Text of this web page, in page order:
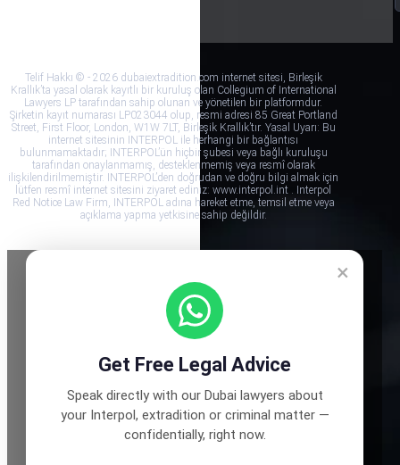
Telif Hakkı © - 2026 dubaiextradition.com internet sitesi, Birleşik
Krallık’ta yasal olarak kayıtlı bir kuruluş olan Collegium of International
Lawyers LP tarafından sahip olunan ve yönetilen bir platformdur.
Şirketin kayıt numarası LP023044 olup, resmi adresi 85 Great Portland
Street, First Floor, London, W1W 7LT, Birleşik Krallık’tır. Yasal Uyarı: Bu
internet sitesinin INTERPOL ile herhangi bir bağlantısı
bulunmamaktadır; INTERPOL’ün hiçbir şubesi veya bağlı kuruluşu
tarafından onaylanmamış, desteklenmemiş veya resmî olarak
ilişkilendirilmemiştir. INTERPOL’den doğrudan ve doğru bilgi almak için
lütfen resmî internet sitesini ziyaret ediniz: www.interpol.int . Interpol
Red Notice Law Firm, INTERPOL adına hareket etme, temsil etme veya
açıklama yapma yetkisine sahip değildir.
×
Get Free Legal Advice
Speak directly with our Dubai lawyers about
your Interpol, extradition or criminal matter —
confidentially, right now.